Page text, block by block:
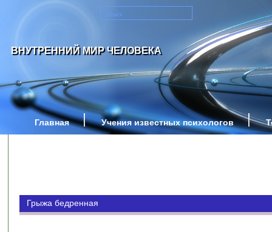
ВНУТРЕННИЙ МИР ЧЕЛОВЕКА
Главная Учения известных психологов
Грыжа бедренная